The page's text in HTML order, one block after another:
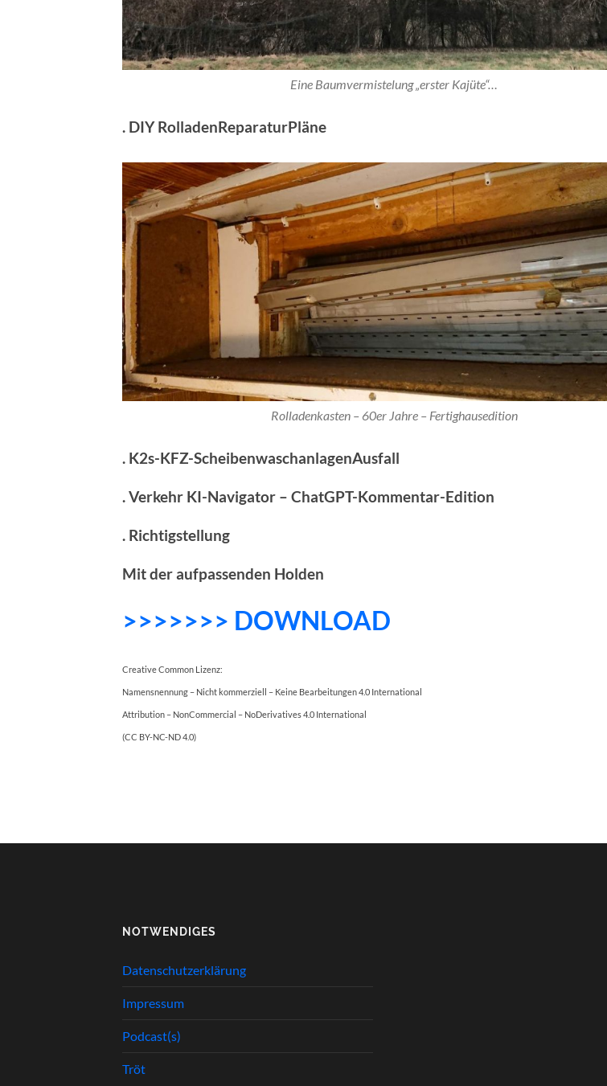
Eine Baumvermistelung „erster Kajüte“…
. DIY RolladenReparaturPläne
Rolladenkasten – 60er Jahre – Fertighausedition
. K2s-KFZ-ScheibenwaschanlagenAusfall
. Verkehr KI-Navigator – ChatGPT-Kommentar-Edition
. Richtigstellung
Mit der aufpassenden Holden
>>>>>>> DOWNLOAD
Creative Common Lizenz:
Namensnennung – Nicht kommerziell – Keine Bearbeitungen 4.0 International
Attribution – NonCommercial – NoDerivatives 4.0 International
(CC BY-NC-ND 4.0)
NOTWENDIGES
Datenschutzerklärung
Impressum
Podcast(s)
Tröt